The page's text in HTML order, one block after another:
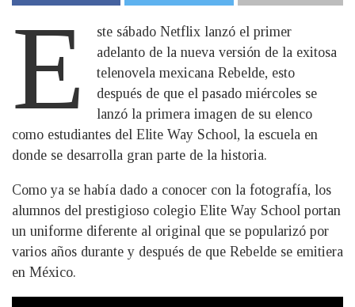
E
ste sábado Netflix lanzó el primer
adelanto de la nueva versión de la exitosa
telenovela mexicana Rebelde, esto
después de que el pasado miércoles se
lanzó la primera imagen de su elenco
como estudiantes del Elite Way School, la escuela en
donde se desarrolla gran parte de la historia.
Como ya se había dado a conocer con la fotografía, los
alumnos del prestigioso colegio Elite Way School portan
un uniforme diferente al original que se popularizó por
varios años durante y después de que Rebelde se emitiera
en México.